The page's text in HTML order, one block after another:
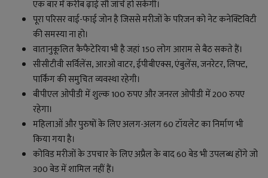
एक बार में करीब ढ़ाई सौ जांचें हो सकेंगी।
पूरा परिसर वाई-फाई जोन है जिससे मरीजों के परिजन को नेट कनेक्टिविटी
की समस्या ना हो।
वातानुकूलित कैफैटेरिया भी है जहां 150 लोग आराम से बैठ सकते हैं।
सीसीटीवी सर्विलेंस, आरओ वाटर, ईपीबीएक्स, एंबुलेंस, जनरेटर, लिफ्ट,
पार्किंग की समुचित व्यवस्था रहेगी।
बीपीएल ओपीडी में शुल्क 100 रुपए और जनरल ओपीडी में 200 रुपए
रहेगा।
महिलाओं और पुरुषों के लिए अलग-अलग 60 टॉयलेट का निर्माण भी
किया गया है।
कोविड मरीजों के उपचार के लिए अप्रैल के बाद 60 बेड भी उपलब्ध होंगे जो
300 बेड में शामिल नहीं हैं।